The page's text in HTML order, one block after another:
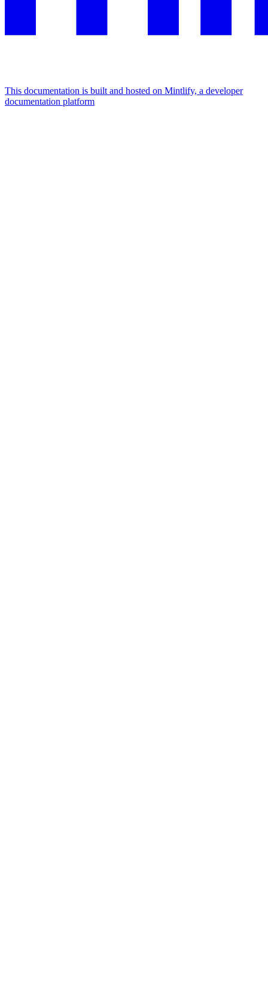
This documentation is built and hosted on Mintlify, a developer
documentation platform